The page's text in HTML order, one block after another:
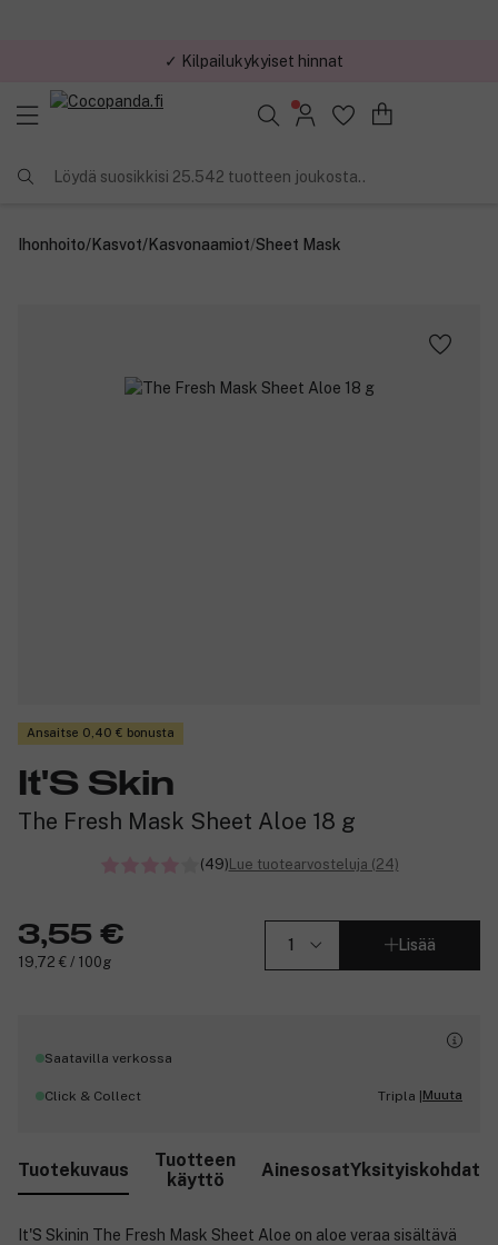
✓ Kilpailukykyiset hinnat
Löydä suosikkisi 25.542 tuotteen joukosta..
Ihonhoito/Kasvot/Kasvonaamiot/Sheet Mask
Ansaitse 0,40 € bonusta
It'S Skin
The Fresh Mask Sheet Aloe 18 g
(49)Lue tuotearvosteluja (24)
3,55 €
19,72 € / 100g
Lisää
Saatavilla verkossa
Click & Collect Tripla |Muuta
Tuotekuvaus
Tuotteen
käyttö
AinesosatYksityiskohdat
It'S Skinin The Fresh Mask Sheet Aloe on aloe veraa sisältävä